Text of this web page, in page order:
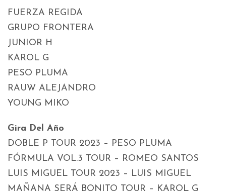
FUERZA REGIDA
GRUPO FRONTERA
JUNIOR H
KAROL G
PESO PLUMA
RAUW ALEJANDRO
YOUNG MIKO
Gira Del Año
DOBLE P TOUR 2023 – PESO PLUMA
FÓRMULA VOL.3 TOUR – ROMEO SANTOS
LUIS MIGUEL TOUR 2023 – LUIS MIGUEL
MAÑANA SERÁ BONITO TOUR – KAROL G